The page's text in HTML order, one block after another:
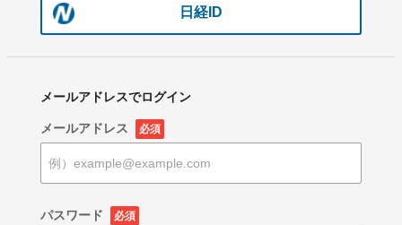
日経ID
メールアドレスでログイン
メールアドレス 必須
パスワード 必須